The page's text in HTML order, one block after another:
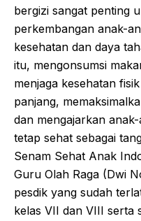
bergizi sangat penting
perkembangan anak-
kesehatan dan daya
itu, mengonsumsi
menjaga kesehatan
panjang,
dan mengajarkan
tetap sehat sebagai
Senam Sehat Anak
Guru Olah Raga (Dwi
pesdik yang sudah
kelas VII dan VIII